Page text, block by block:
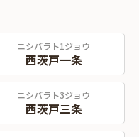
ニシバラト1ジョウ
西茨戸一条
ニシバラト3ジョウ
西茨戸三条